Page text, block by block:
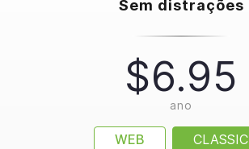
Sem distrações
$6.95
ano
WEB CLASSIC